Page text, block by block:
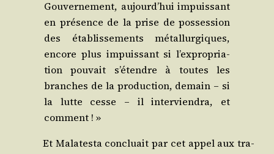
Gou­ver­ne­ment, aujourd’hui impuis­sant
en pré­sence de la prise de pos­ses­sion
des éta­blis­se­ments métal­lur­giques,
encore plus impuis­sant si l’ex­pro­pria­
tion pou­vait s’é­tendre à toutes les
branches de la pro­duc­tion, demain – si
la lutte cesse – il inter­vien­dra, et
comment ! »
Et Mala­tes­ta concluait par cet appel aux tra­